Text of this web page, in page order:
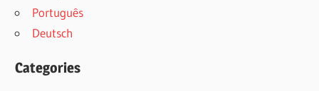
Português
Deutsch
Categories